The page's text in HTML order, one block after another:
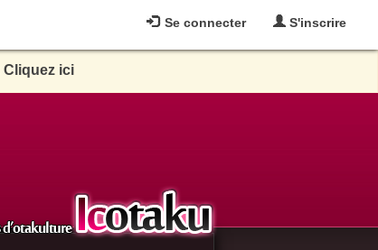
Se connecter S'inscrire
Cliquez ici